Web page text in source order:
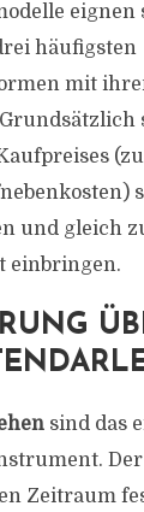
eignen
häufigsten
mit
und gleich
einbringen.
sind das
Zeitraum